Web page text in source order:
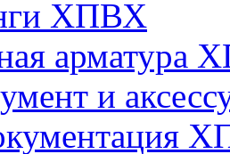
ХПВХ
арматура
и